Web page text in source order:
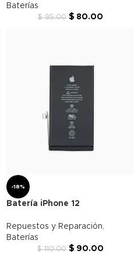
Baterías
$95.00 $80.00
-18%
Batería iPhone 12
Repuestos y Reparación,
Baterías
$110.00 $90.00